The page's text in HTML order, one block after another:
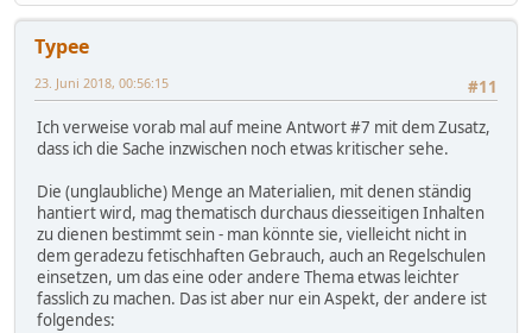
Typee
#11
23. Juni 2018, 00:56:15
Ich verweise vorab mal auf meine Antwort #7 mit dem Zusatz,
dass ich die Sache inzwischen noch etwas kritischer sehe.
Die (unglaubliche) Menge an Materialien, mit denen ständig
hantiert wird, mag thematisch durchaus diesseitigen Inhalten
zu dienen bestimmt sein - man könnte sie, vielleicht nicht in
dem geradezu fetischhaften Gebrauch, auch an Regelschulen
einsetzen, um das eine oder andere Thema etwas leichter
fasslich zu machen. Das ist aber nur ein Aspekt, der andere ist
folgendes: